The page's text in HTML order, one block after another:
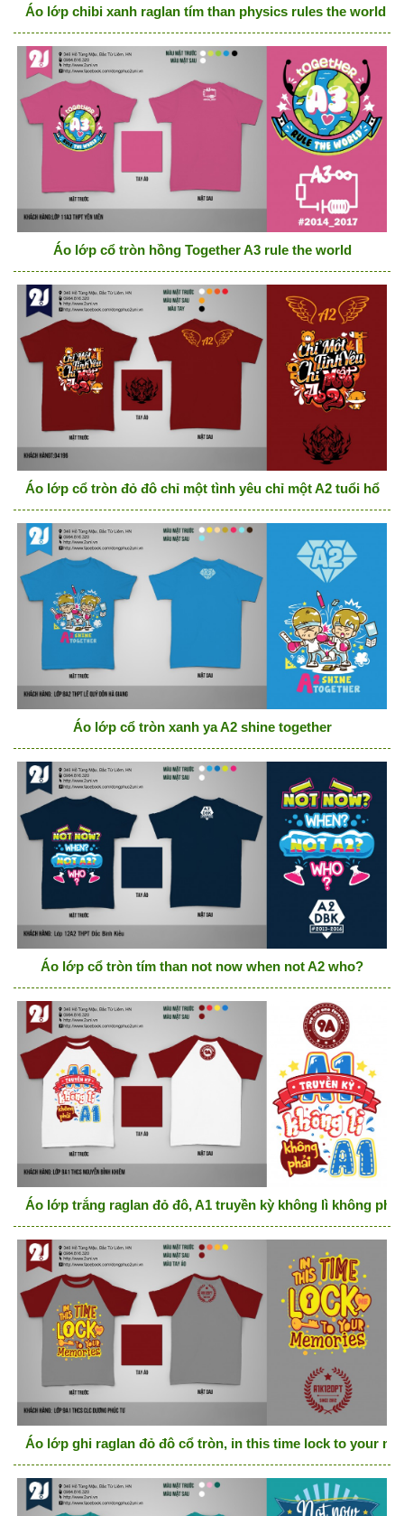
Áo lớp chibi xanh raglan tím than physics rules the world
Áo lớp cổ tròn hồng Together A3 rule the world
Áo lớp cổ tròn đỏ đô chỉ một tình yêu chỉ một A2 tuổi hổ
Áo lớp cổ tròn xanh ya A2 shine together
Áo lớp cổ tròn tím than not now when not A2 who?
Áo lớp trắng raglan đỏ đô, A1 truyền kỳ không lì không phải
Áo lớp ghi raglan đỏ đô cổ tròn, in this time lock to your